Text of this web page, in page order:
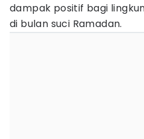
dampak positif bagi
di bulan suci Ramadan.